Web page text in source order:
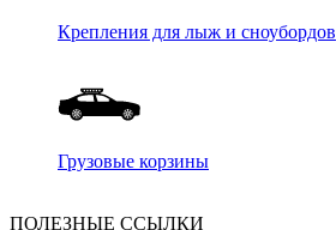
Крепления для лыж и сноубордов
Грузовые корзины
ПОЛЕЗНЫЕ ССЫЛКИ